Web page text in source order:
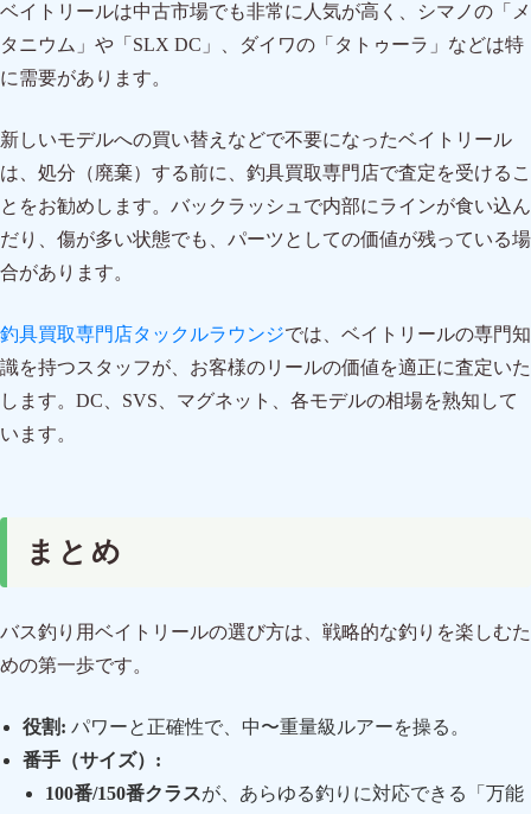
ベイトリールは中古市場でも非常に人気が高く、シマノの「メ
タニウム」や「SLX DC」、ダイワの「タトゥーラ」などは特
に需要があります。
新しいモデルへの買い替えなどで不要になったベイトリール
は、処分（廃棄）する前に、釣具買取専門店で査定を受けるこ
とをお勧めします。バックラッシュで内部にラインが食い込ん
だり、傷が多い状態でも、パーツとしての価値が残っている場
合があります。
釣具買取専門店タックルラウンジでは、ベイトリールの専門知
識を持つスタッフが、お客様のリールの価値を適正に査定いた
します。DC、SVS、マグネット、各モデルの相場を熟知して
います。
まとめ
バス釣り用ベイトリールの選び方は、戦略的な釣りを楽しむた
めの第一歩です。
役割: パワーと正確性で、中〜重量級ルアーを操る。
番手（サイズ）:
100番/150番クラスが、あらゆる釣りに対応できる「万能